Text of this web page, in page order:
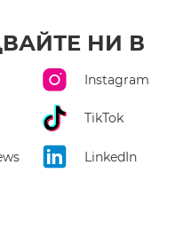
НИ В
Instagram
TikTok
LinkedIn